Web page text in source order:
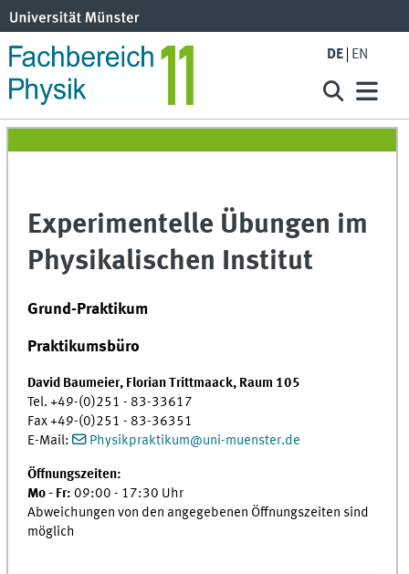
DE EN
Experimentelle Übungen im
Physikalischen Institut
Grund-Praktikum
Praktikumsbüro
David Baumeier, Florian Trittmaack, Raum 105
Tel. +49-(0)251 - 83-33617
Fax +49-(0)251 - 83-36351
E-Mail:
Physikpraktikum@uni-muenster.de
Öffnungszeiten:
Mo - Fr: 09:00 - 17:30 Uhr
Abweichungen von den angegebenen Öffnungszeiten sind
möglich